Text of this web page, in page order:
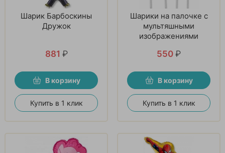
Шарик Барбоскины
Дружок
881 ₽
В корзину
Купить в 1 клик
Шарики на палочке с
мультяшными
изображениями
550 ₽
В корзину
Купить в 1 клик